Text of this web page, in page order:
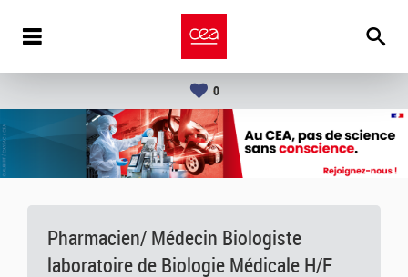
0
Pharmacien/ Médecin Biologiste
laboratoire de Biologie Médicale H/F